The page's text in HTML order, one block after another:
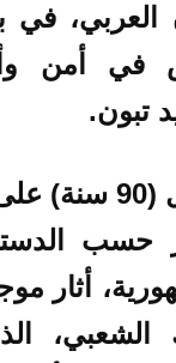
في
في أمن
تبون.
وكان تثبيت
حسب
أثار
الشعبي،